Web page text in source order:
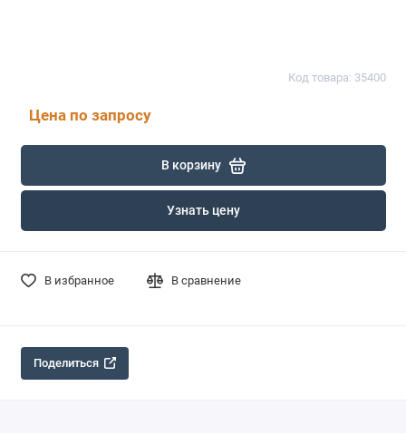
Код товара: 35400
Цена по запросу
В корзину
Узнать цену
В избранное В сравнение
Поделиться